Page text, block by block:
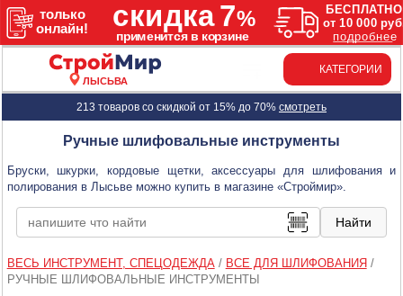
ЛЫСЬВА
КАТЕГОРИИ
213 товаров со скидкой от 15% до 70% смотреть
Ручные шлифовальные инструменты
Бруски, шкурки, кордовые щетки, аксессуары для шлифования и
полирования в Лысьве можно купить в магазине «Строймир».
ВЕСЬ ИНСТРУМЕНТ, СПЕЦОДЕЖДА/ ВСЕ ДЛЯ ШЛИФОВАНИЯ /
РУЧНЫЕ ШЛИФОВАЛЬНЫЕ ИНСТРУМЕНТЫ